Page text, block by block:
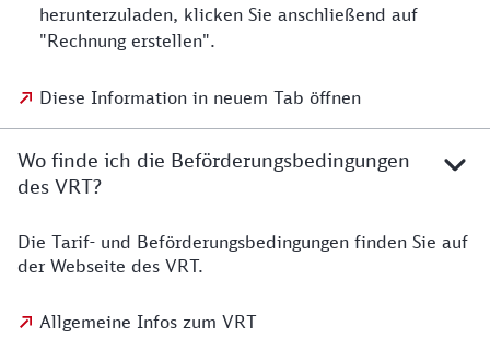
herunterzuladen, klicken Sie anschließend auf
"Rechnung erstellen".
Diese Information in neuem Tab öffnen
Wo finde ich die Beförderungsbedingungen
des VRT?
Die Tarif- und Beförderungsbedingungen finden Sie auf
der Webseite des VRT.
Allgemeine Infos zum VRT